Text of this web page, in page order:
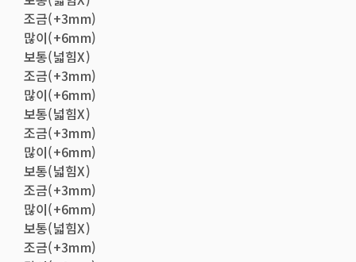
조금(+3mm)
많이(+6mm)
보통(넓힘X)
조금(+3mm)
많이(+6mm)
보통(넓힘X)
조금(+3mm)
많이(+6mm)
보통(넓힘X)
조금(+3mm)
많이(+6mm)
보통(넓힘X)
조금(+3mm)